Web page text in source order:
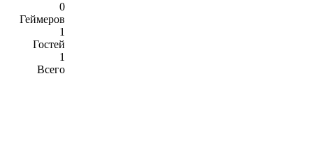
0
Геймеров
1
Гостей
1
Всего